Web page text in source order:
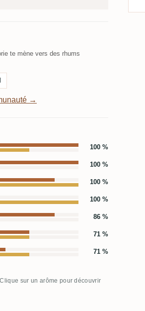
te mène vers des rhums
→
100 %
100 %
100 %
100 %
86 %
71 %
71 %
sur un arôme pour découvrir